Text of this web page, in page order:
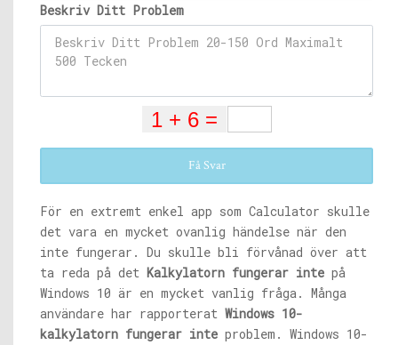
Beskriv Ditt Problem
Få Svar
För en extremt enkel app som Calculator skulle
det vara en mycket ovanlig händelse när den
inte fungerar. Du skulle bli förvånad över att
ta reda på det Kalkylatorn fungerar inte på
Windows 10 är en mycket vanlig fråga. Många
användare har rapporterat Windows 10-
kalkylatorn fungerar inte problem. Windows 10-